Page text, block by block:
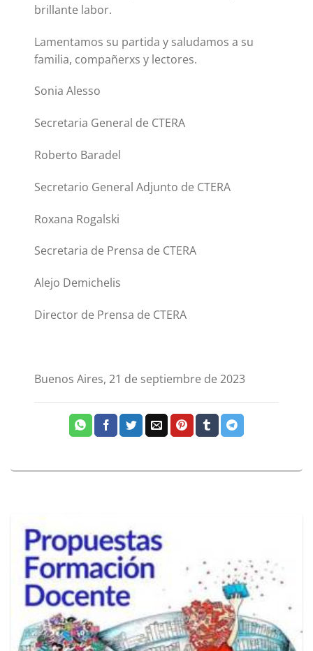
brillante labor.
Lamentamos su partida y saludamos a su
familia, compañerxs y lectores.
Sonia Alesso
Secretaria General de CTERA
Roberto Baradel
Secretario General Adjunto de CTERA
Roxana Rogalski
Secretaria de Prensa de CTERA
Alejo Demichelis
Director de Prensa de CTERA
Buenos Aires, 21 de septiembre de 2023